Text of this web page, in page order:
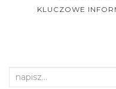
KLUCZOWE
Search